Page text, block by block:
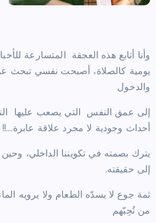
وأنا أتابع هذه العجقة المتسارعة
يومية كالصلاة، أصبحت نفسي تبحث
والدخول
إلى عمق النفس التي يصعب عليها
أحداث وجودية لا مجرد علاقة
يترك بصمته في تكويننا الداخلي،
إلى حقيقته.
ثمة جوع لا يسدّه الطعام ولا يرويه
من تُحِبّهم